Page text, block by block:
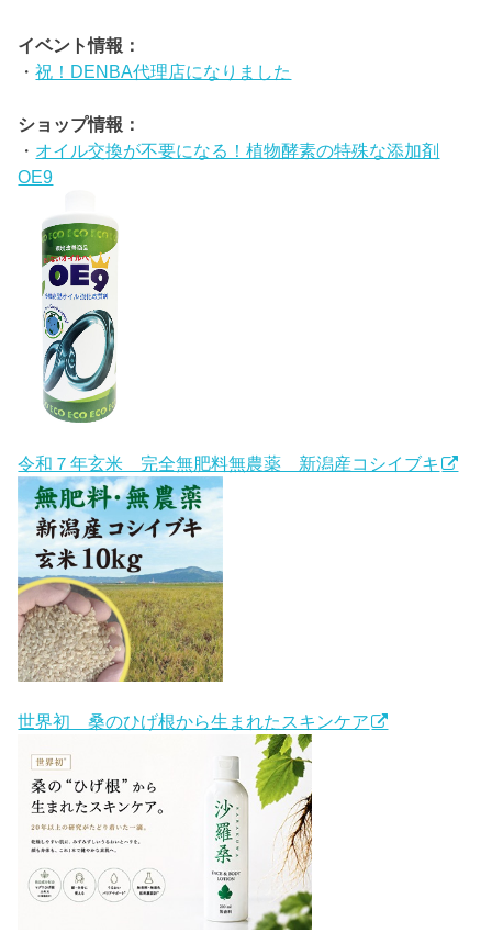
イベント情報：
・祝！DENBA代理店になりました
ショップ情報：
・ オイル交換が不要になる！植物酵素の特殊な添加剤
OE9
令和７年玄米 完全無肥料無農薬 新潟産コシイブキ
世界初 桑のひげ根から生まれたスキンケア